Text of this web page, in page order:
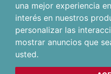
una mejor experiencia
interés en nuestros
personalizar las
mostrar anuncios que
usted.